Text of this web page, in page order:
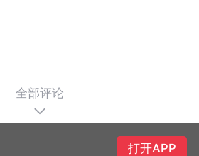
全部评论
打开APP